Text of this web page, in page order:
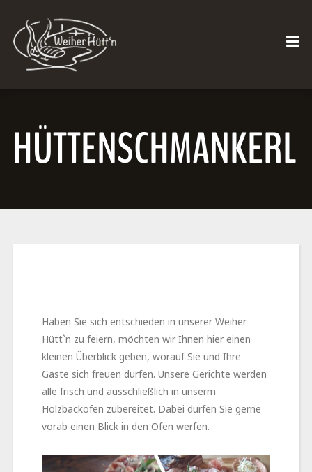
HÜTTENSCHMANKERL
Haben Sie sich entschieden in unserer Weiher
Hütt`n zu feiern, möchten wir Ihnen hier einen
kleinen Überblick geben, worauf Sie und Ihre
Gäste sich freuen dürfen. Unsere Gerichte werden
alle frisch und ausschließlich in unserm
Holzbackofen zubereitet. Dabei dürfen Sie gerne
vorab einen Blick in den Ofen werfen.